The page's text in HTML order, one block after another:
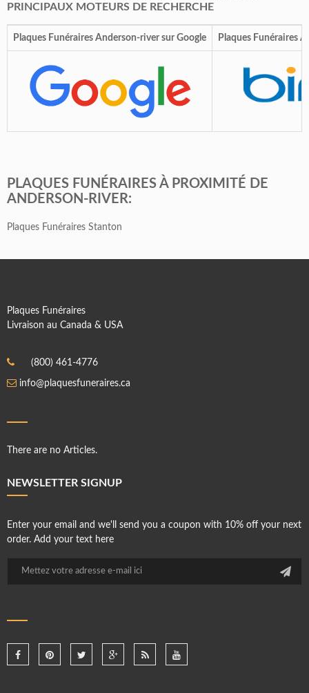
PRINCIPAUX MOTEURS DE RECHERCHE
Plaques Funéraires Anderson-river sur Google Plaques Funéraires
PLAQUES FUNÉRAIRES À PROXIMITÉ DE
ANDERSON-RIVER:
Plaques Funéraires Stanton
Plaques Funéraires
Livraison au Canada & USA
(800) 461-4776
info@plaquesfuneraires.ca
There are no Articles.
NEWSLETTER SIGNUP
Enter your email and we'll send you a coupon with 10% off your next
order. Add your text here